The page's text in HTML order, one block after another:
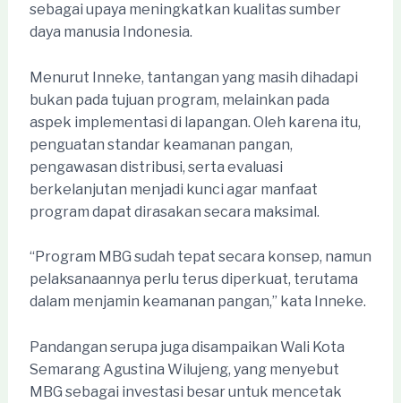
sebagai upaya meningkatkan kualitas sumber
daya manusia Indonesia.
Menurut Inneke, tantangan yang masih dihadapi
bukan pada tujuan program, melainkan pada
aspek implementasi di lapangan. Oleh karena itu,
penguatan standar keamanan pangan,
pengawasan distribusi, serta evaluasi
berkelanjutan menjadi kunci agar manfaat
program dapat dirasakan secara maksimal.
“Program MBG sudah tepat secara konsep, namun
pelaksanaannya perlu terus diperkuat, terutama
dalam menjamin keamanan pangan,” kata Inneke.
Pandangan serupa juga disampaikan Wali Kota
Semarang Agustina Wilujeng, yang menyebut
MBG sebagai investasi besar untuk mencetak